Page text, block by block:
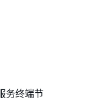
务终端节